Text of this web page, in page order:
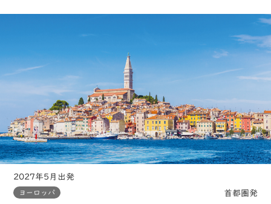
2027年5月出発
ヨーロッパ
首都圏発